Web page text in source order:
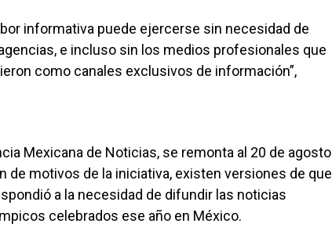
informativa puede ejercerse sin necesidad de
e incluso sin los medios profesionales que
como canales exclusivos de información”,
Mexicana de Noticias, se remonta al 20 de agosto
de motivos de la iniciativa, existen versiones de que
a la necesidad de difundir las noticias
celebrados ese año en México.